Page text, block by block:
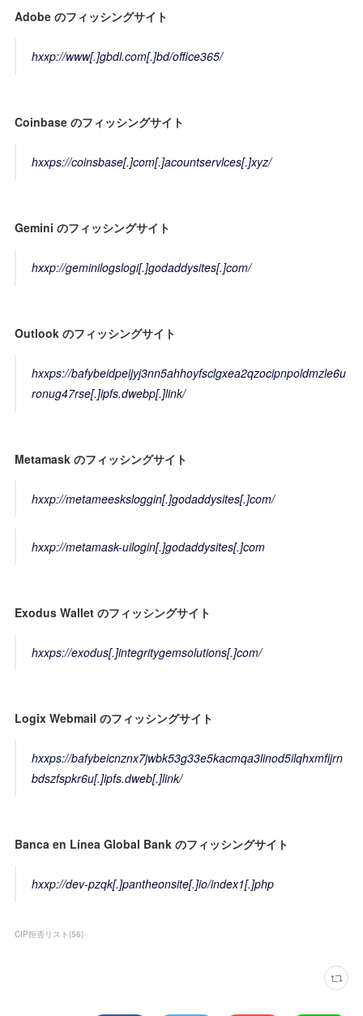
Adobe のフィッシングサイト
hxxp://www[.]gbdl.com[.]bd/office365/
Coinbase のフィッシングサイト
hxxps://coinsbase[.]com[.]acountservlces[.]xyz/
Gemini のフィッシングサイト
hxxp://geminilogslogi[.]godaddysites[.]com/
Outlook のフィッシングサイト
hxxps://bafybeidpeijyj3nn5ahhoyfsclgxea2qzocipnpoldmzle6u
ronug47rse[.]ipfs.dwebp[.]link/
Metamask のフィッシングサイト
hxxp://metameesksloggin[.]godaddysites[.]com/
hxxp://metamask-uilogin[.]godaddysites[.]com
Exodus Wallet のフィッシングサイト
hxxps://exodus[.]integritygemsolutions[.]com/
Logix Webmail のフィッシングサイト
hxxps://bafybeicnznx7jwbk53g33e5kacmqa3linod5ilqhxmfijrn
bdszfspkr6u[.]ipfs.dweb[.]link/
Banca en Línea Global Bank のフィッシングサイト
hxxp://dev-pzqk[.]pantheonsite[.]io/index1[.]php
CIP拒否リスト (56)